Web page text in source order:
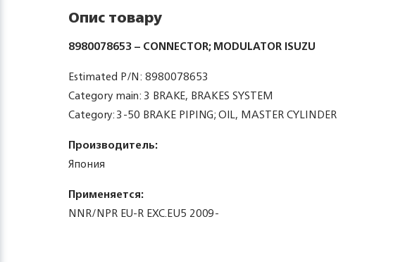
Опис товару
8980078653 – CONNECTOR; MODULATOR ISUZU
Estimated P/N: 8980078653
Category main: 3 BRAKE, BRAKES SYSTEM
Category: 3-50 BRAKE PIPING; OIL, MASTER CYLINDER
Производитель:
Япония
Применяется:
NNR/NPR EU-R EXC.EU5 2009-